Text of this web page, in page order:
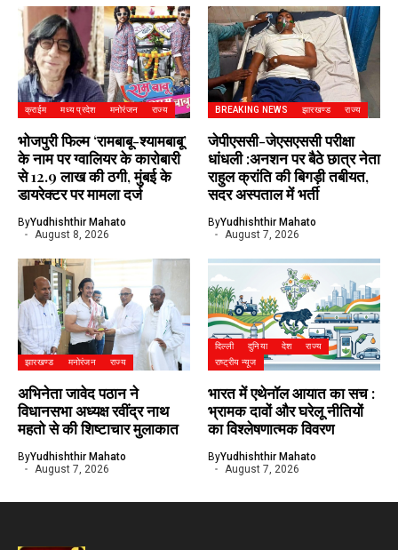
क्राईम मध्य प्रदेश मनोरंजन राज्य
भोजपुरी फिल्म ‘रामबाबू-श्यामबाबू’
के नाम पर ग्वालियर के कारोबारी
से 12.9 लाख की ठगी, मुंबई के
डायरेक्टर पर मामला दर्ज
ByYudhishthir Mahato
August 8, 2026
BREAKING NEWS झारखण्ड राज्य
जेपीएससी-जेएसएससी परीक्षा
धांधली :अनशन पर बैठे छात्र नेता
राहुल क्रांति की बिगड़ी तबीयत,
सदर अस्पताल में भर्ती
ByYudhishthir Mahato
August 7, 2026
झारखण्ड मनोरंजन राज्य
अभिनेता जावेद पठान ने
विधानसभा अध्यक्ष रवींद्र नाथ
महतो से की शिष्टाचार मुलाकात
ByYudhishthir Mahato
August 7, 2026
दिल्ली दुनिया देश
राज्य
राष्ट्रीय न्यूज
भारत में एथेनॉल आयात का सच :
भ्रामक दावों और घरेलू नीतियों
का विश्लेषणात्मक विवरण
ByYudhishthir Mahato
August 7, 2026